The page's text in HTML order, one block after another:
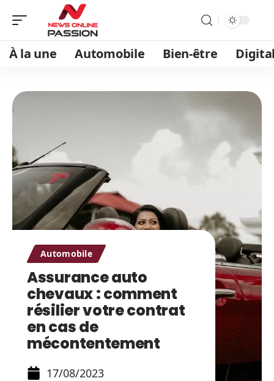
À la une Automobile Bien-être
Automobile
Assurance auto
chevaux : comment
résilier votre contrat
en cas de
mécontentement
17/08/2023